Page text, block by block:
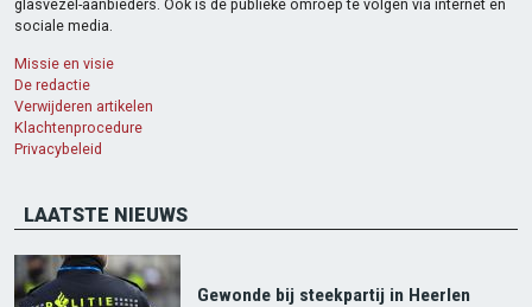
glasvezel-aanbieders. Ook is de publieke omroep te volgen via internet en
sociale media.
Missie en visie
De redactie
Verwijderen artikelen
Klachtenprocedure
Privacybeleid
LAATSTE NIEUWS
Gewonde bij steekpartij in Heerlen